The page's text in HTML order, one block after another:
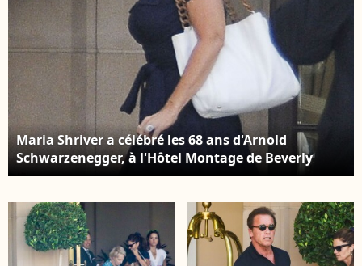
Maria Shriver a célébré les 68 ans d'Arnold
Schwarzenegger, à l'Hôtel Montage de Beverly
Hills, le 30 juillet 2015.